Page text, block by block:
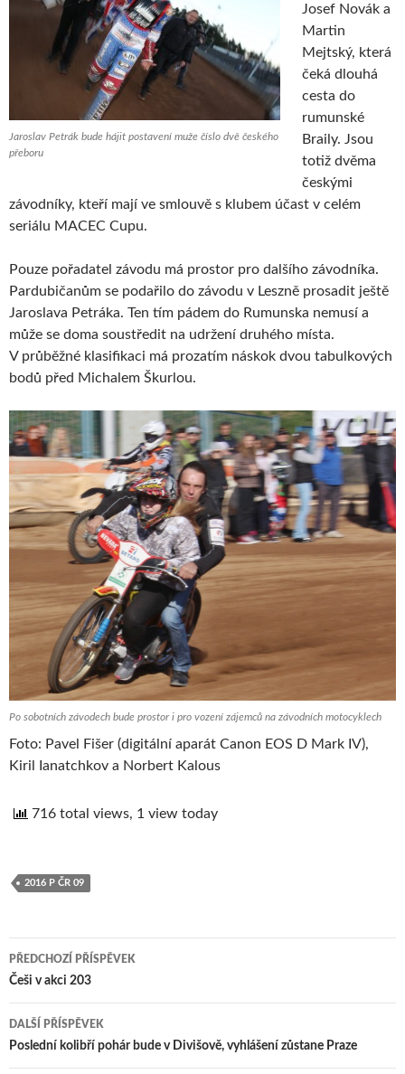
Jaroslav Petrák bude hájit postavení muže číslo dvě českého
přeboru
Josef Novák a
Martin
Mejtský, která
čeká dlouhá
cesta do
rumunské
Braily. Jsou
totiž dvěma
českými
závodníky, kteří mají ve smlouvě s klubem účast v celém
seriálu MACEC Cupu.
Pouze pořadatel závodu má prostor pro dalšího závodníka.
Pardubičanům se podařilo do závodu v Leszně prosadit ještě
Jaroslava Petráka. Ten tím pádem do Rumunska nemusí a
může se doma soustředit na udržení druhého místa.
V průběžné klasifikaci má prozatím náskok dvou tabulkových
bodů před Michalem Škurlou.
Po sobotních závodech bude prostor i pro vození zájemců na závodních motocyklech
Foto: Pavel Fišer (digitální aparát Canon EOS D Mark IV),
Kiril Ianatchkov a Norbert Kalous
716 total views, 1 view today
2016 P ČR 09
Navigace
pro
příspěvek
PŘEDCHOZÍ PŘÍSPĚVEK
Češi v akci 203
DALŠÍ PŘÍSPĚVEK
Poslední kolibří pohár bude v Divišově, vyhlášení zůstane Praze